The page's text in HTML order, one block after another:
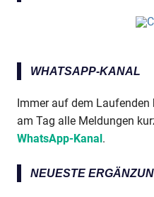
WHATSAPP-KANAL
Immer auf dem Laufenden
am Tag alle Meldungen
WhatsApp-Kanal.
NEUESTE